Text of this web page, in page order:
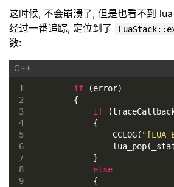
这时候, 不会崩溃了, 但是也看不到
经过一番追踪, 定位到了
数:
1
2
3
4
5
6
7
8
9
if (error)
        {
if
            {
                CCLOG(
"[LUA
            }
else
            {